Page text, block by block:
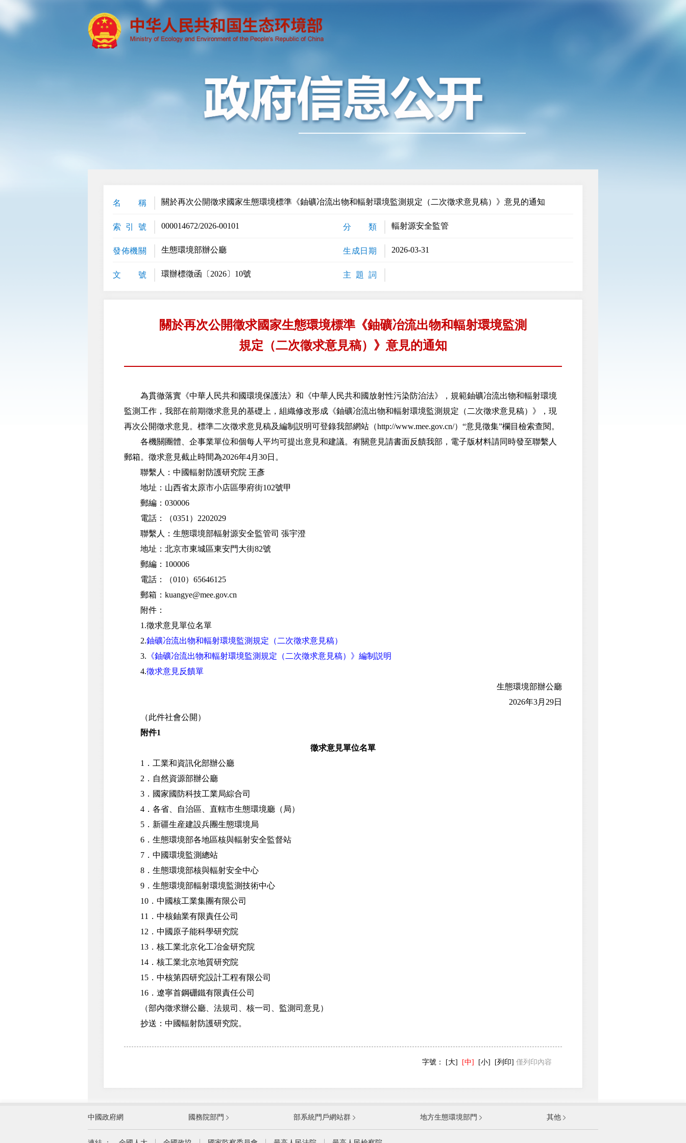
名 稱 關於再次公開徵求國家生態環境標準《鈾礦冶流出物和輻射環境監測規定（二次徵求意見稿）》意見的通知
索 引 號 000014672/2026-00101 分 類 輻射源安全監管
發佈機關 生態環境部辦公廳 生成日期 2026-03-31
文 號 環辦標徵函〔2026〕10號 主 題 詞
關於再次公開徵求國家生態環境標準《鈾礦冶流出物和輻射環境監測
規定（二次徵求意見稿）》意見的通知
為貫徹落實《中華人民共和國環境保護法》和《中華人民共和國放射性污染防治法》，規範鈾礦冶流出物和輻射環境
監測工作，我部在前期徵求意見的基礎上，組織修改形成《鈾礦冶流出物和輻射環境監測規定（二次徵求意見稿）》，現
再次公開徵求意見。標準二次徵求意見稿及編制説明可登錄我部網站（http://www.mee.gov.cn/）“意見徵集”欄目檢索查閱。
各機關團體、企事業單位和個每人平均可提出意見和建議。有關意見請書面反饋我部，電子版材料請同時發至聯繫人
郵箱。徵求意見截止時間為2026年4月30日。
聯繫人：中國輻射防護研究院 王彥
地址：山西省太原市小店區學府街102號甲
郵編：030006
電話：（0351）2202029
聯繫人：生態環境部輻射源安全監管司 張宇澄
地址：北京市東城區東安門大街82號
郵編：100006
電話：（010）65646125
郵箱：kuangye@mee.gov.cn
附件：
1.徵求意見單位名單
2.鈾礦冶流出物和輻射環境監測規定（二次徵求意見稿）
3. 《鈾礦冶流出物和輻射環境監測規定（二次徵求意見稿）》編制説明
4.徵求意見反饋單
生態環境部辦公廳
2026年3月29日
（此件社會公開）
附件1
徵求意見單位名單
1．工業和資訊化部辦公廳
2．自然資源部辦公廳
3．國家國防科技工業局綜合司
4．各省、自治區、直轄市生態環境廳（局）
5．新疆生産建設兵團生態環境局
6．生態環境部各地區核與輻射安全監督站
7．中國環境監測總站
8．生態環境部核與輻射安全中心
9．生態環境部輻射環境監測技術中心
10．中國核工業集團有限公司
11．中核鈾業有限責任公司
12．中國原子能科學研究院
13．核工業北京化工冶金研究院
14．核工業北京地質研究院
15．中核第四研究設計工程有限公司
16．遼寧首鋼硼鐵有限責任公司
（部內徵求辦公廳、法規司、核一司、監測司意見）
抄送：中國輻射防護研究院。
字號： [大] [中] [小] [列印] 僅列印內容
外交部 國防部
國家發展和改革委員會
國家民族事務委員會
公安部
中國政府網 國務院部門 部系統門戶網站群 地方生態環境部門 其他